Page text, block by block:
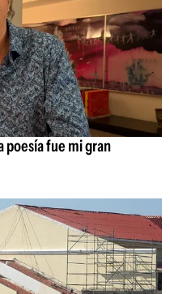
poesía fue mi gran